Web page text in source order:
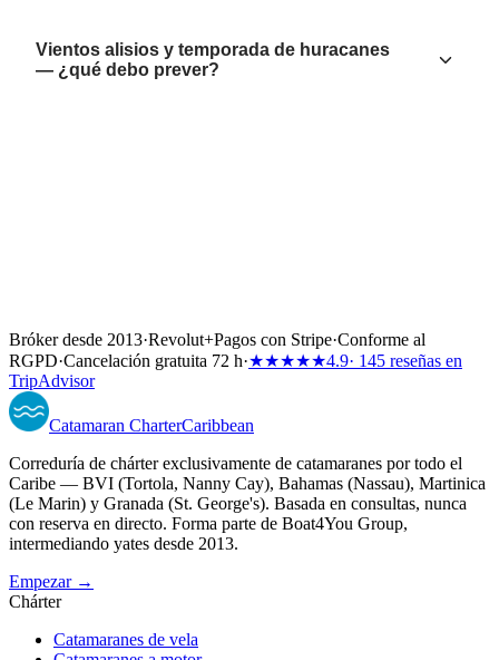
Vientos alisios y temporada de huracanes
— ¿qué debo prever?
Bróker desde 2013·Revolut+Pagos con Stripe·Conforme al
RGPD·Cancelación gratuita 72 h·★★★★★4.9· 145 reseñas en
TripAdvisor
Catamaran CharterCaribbean
Correduría de chárter exclusivamente de catamaranes por todo el
Caribe — BVI (Tortola, Nanny Cay), Bahamas (Nassau), Martinica
(Le Marin) y Granada (St. George's). Basada en consultas, nunca
con reserva en directo. Forma parte de Boat4You Group,
intermediando yates desde 2013.
Empezar →
Chárter
Catamaranes de vela